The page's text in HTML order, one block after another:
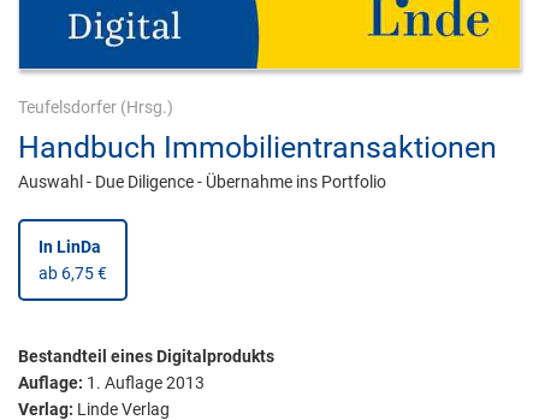
Teufelsdorfer (Hrsg.)
Handbuch Immobilientransaktionen
Auswahl - Due Diligence - Übernahme ins Portfolio
In LinDa
ab 6,75 €
Bestandteil eines Digitalprodukts
Auflage: 1. Auflage 2013
Verlag: Linde Verlag